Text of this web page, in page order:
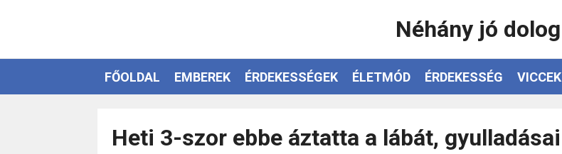
Néhány jó dolog
FŐOLDAL EMBEREK ÉRDEKESSÉGEK ÉLETMÓD ÉRDEKESSÉG VICCEK
Heti 3-szor ebbe áztatta a lábát, gyulladásai